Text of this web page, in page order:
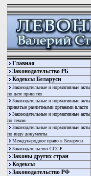
Главная
Законодательство РБ
Кодексы Беларуси
Законодательные и нормативные акты
по дате принятия
Законодательные и нормативные акты
принятые различными органами власти
Законодательные и нормативные акты
по темам
Законодательные и нормативные акты
по виду документы
Международное право в Беларуси
Законодательство СССР
Законы других стран
Кодексы
Законодательство РФ